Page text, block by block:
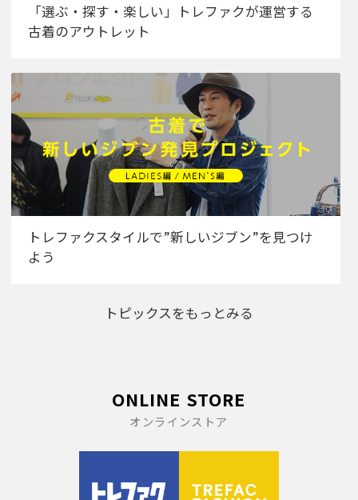
「選ぶ・探す・楽しい」トレファクが運営する
古着のアウトレット
トレファクスタイルで”新しいジブン”を見つけ
よう
トピックスをもっとみる
ONLINE STORE
オンラインストア